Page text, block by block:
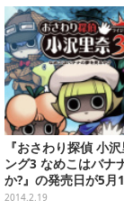
『おさわり探偵 小
ング3 なめこはバナ
か?』の発売日が5月
2014.2.19